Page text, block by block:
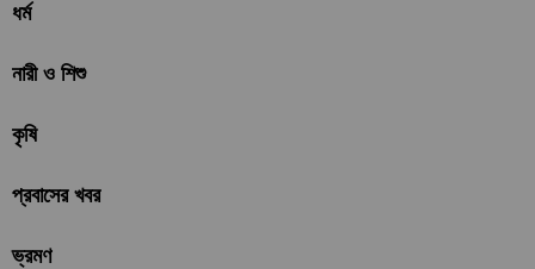
ধর্ম
নারী ও শিশু
কৃষি
প্রবাসের খবর
ভ্রমণ